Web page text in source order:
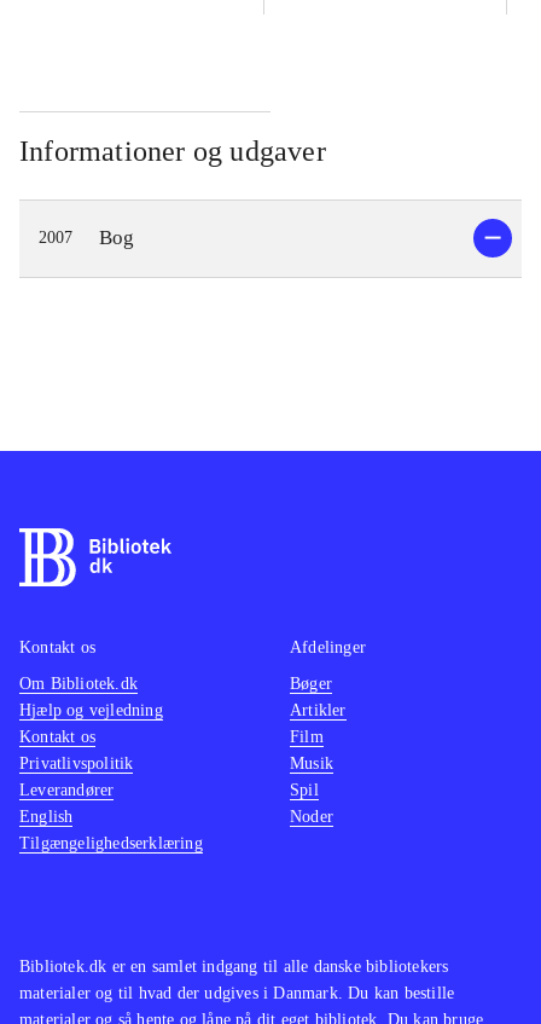
Informationer og udgaver
2007 Bog
Bibliotek.dk er en samlet indgang til alle danske bibliotekers
materialer og til hvad der udgives i Danmark. Du kan bestille
materialer og så hente og låne på dit eget bibliotek. Du kan bruge
Kontakt os
Om Bibliotek.dk
Hjælp og vejledning
Kontakt os
Privatlivspolitik
Leverandører
English
Tilgængelighedserklæring
Afdelinger
Bøger
Artikler
Film
Musik
Spil
Noder